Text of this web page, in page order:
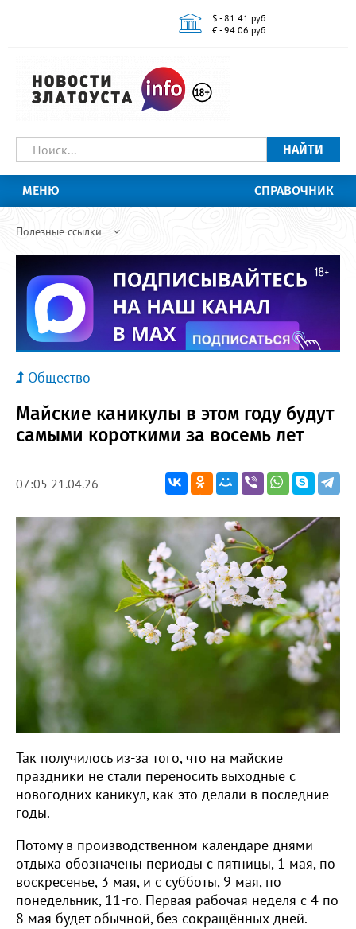
$ - 81.41 руб.
€ - 94.06 руб.
НАЙТИ
МЕНЮ СПРАВОЧНИК
Полезные ссылки
Общество
Майские каникулы в этом году будут
самыми короткими за восемь лет
07:05 21.04.26
Так получилось из-за того, что на майские
праздники не стали переносить выходные с
новогодних каникул, как это делали в последние
годы.
Потому в производственном календаре днями
отдыха обозначены периоды с пятницы, 1 мая, по
воскресенье, 3 мая, и с субботы, 9 мая, по
понедельник, 11-го. Первая рабочая неделя с 4 по
8 мая будет обычной, без сокращённых дней.